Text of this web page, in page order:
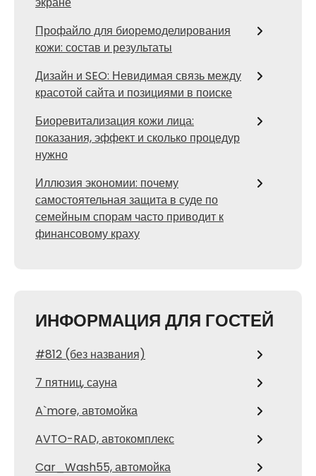
Профайло для биоремоделирования
кожи: состав и результаты
Дизайн и SEO: Невидимая связь между
красотой сайта и позициями в поиске
Биоревитализация кожи лица:
показания, эффект и сколько процедур
нужно
Иллюзия экономии: почему
самостоятельная защита в суде по
семейным спорам часто приводит к
финансовому краху
ИНФОРМАЦИЯ ДЛЯ ГОСТЕЙ
#812 (без названия)
7 пятниц, сауна
A`more, автомойка
AVTO-RAD, автокомплекс
Car_Wash55, автомойка